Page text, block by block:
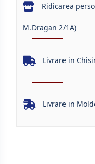
Ridicarea
M.Dragan 2/1A)
Livrare in
Livrare in